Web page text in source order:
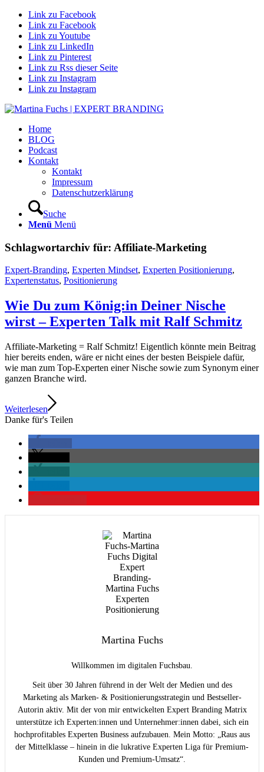
Link zu Facebook
Link zu Facebook
Link zu Youtube
Link zu LinkedIn
Link zu Pinterest
Link zu Rss dieser Seite
Link zu Instagram
Link zu Instagram
Home
BLOG
Podcast
Kontakt
Kontakt
Impressum
Datenschutzerklärung
Suche
Menü Menü
Schlagwortarchiv für: Affiliate-Marketing
Expert-Branding, Experten Mindset, Experten Positionierung,
Expertenstatus, Positionierung
Wie Du zum König:in Deiner Nische
wirst – Experten Talk mit Ralf Schmitz
Affiliate-Marketing = Ralf Schmitz! Eigentlich könnte mein Beitrag
hier bereits enden, wäre er nicht eines der besten Beispiele dafür,
wie man zum Top-Experten einer Nische sowie zum Synonym einer
ganzen Branche wird.
Weiterlesen
Danke für's Teilen
Martina Fuchs
Willkommen im digitalen Fuchsbau.
Seit über 30 Jahren führend in der Welt der Medien und des
Marketing als Marken- & Positionierungsstrategin und Bestseller-
Autorin aktiv. Mit der von mir entwickelten Expert Branding Matrix
unterstütze ich Experten:innen und Unternehmer:innen dabei, sich ein
hochprofitables Experten Business aufzubauen. Mein Motto: „Raus aus
der Mittelklasse – hinein in die lukrative Experten Liga für Premium-
Kunden und Premium-Umsatz“.